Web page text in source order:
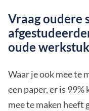
Vraag oudere
oude
Waar je ook mee te
een paper, er is
mee te maken heeft